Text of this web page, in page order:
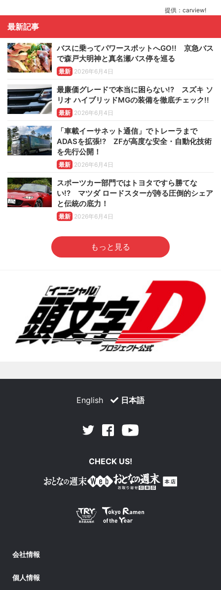
提供：carview!
最新記事
バスに乗ってパワースポットへGO!! 京急バス
で森戸大明神と真名瀬バス停を巡る
最新 2026年6月4日
最廉価グレードで本当に困らない!? スズキ ソ
リオ ハイブリッドMGの装備を徹底チェック!!
最新 2026年6月4日
「車載イーサネット通信」でトレーラまで
ADASを拡張!? ZFが高度な安全・自動化技術
を先行公開！
最新 2026年6月4日
スポーツカー部門ではトヨタですら勝てな
い!? マツダ ロードスターが誇る圧倒的シェア
と伝統の底力！
最新 2026年6月4日
もっと見る
English 日本語
Twitter Facebook
CHECK US!
会社情報
個人情報